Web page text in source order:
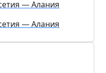
— Алания